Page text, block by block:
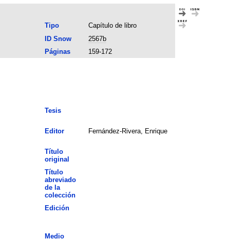
Tipo
Capítulo de libro
ID Snow
2567b
Páginas
159-172
Tesis
Editor Fernández-Rivera, Enrique
Título
original
Título
abreviado
de la
colección
Edición
Medio